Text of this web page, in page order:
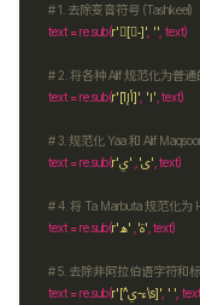
# 1. 去除变音符号 (Tashkeel)
    text
= resub(r'[ً-ْ]' ''
# 2. 将各种 Alif 规范化为普通
    text
= resub(r '[أإآ]' 'ا'
# 3. 规范化 Yaa 和 Alif
    text
= resub(r 'ى''ي'
# 4. 将 Ta Marbuta 规范化为
    text
= resub(r 'ة''ه'
# 5. 去除非阿拉伯语字符和
    text
= resub(r '[^ء-ي\s]' ' '